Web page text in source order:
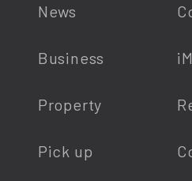
News
Business
Property
Pick up